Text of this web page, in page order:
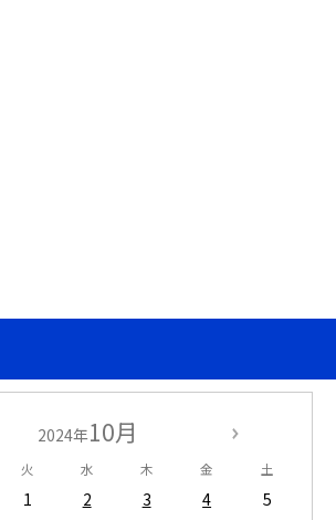
2024年10月
火 水 木 金 土
1 2 3 4
5